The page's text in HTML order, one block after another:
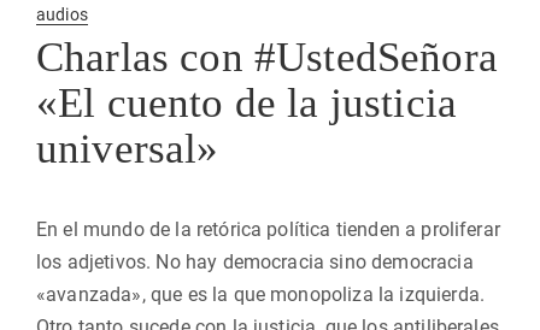
en
audios
Charlas con #UstedSeñora
«El cuento de la justicia
universal»
En el mundo de la retórica política tienden a proliferar
los adjetivos. No hay democracia sino democracia
«avanzada», que es la que monopoliza la izquierda.